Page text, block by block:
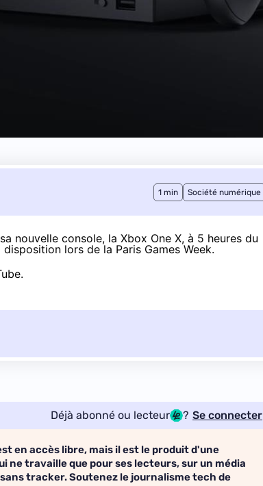
1 min Société numérique
nouvelle console, la Xbox One X, à 5 heures du
disposition lors de la Paris Games Week.
.
Déjà abonné ou lecteur ? Se connecter
en accès libre, mais il est le produit d'une
ne travaille que pour ses lecteurs, sur un média
tracker. Soutenez le journalisme tech de